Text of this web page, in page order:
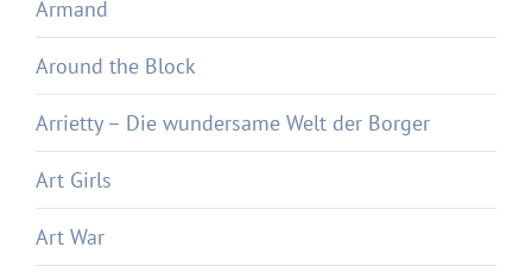
Armand
Around the Block
Arrietty – Die wundersame Welt der Borger
Art Girls
Art War